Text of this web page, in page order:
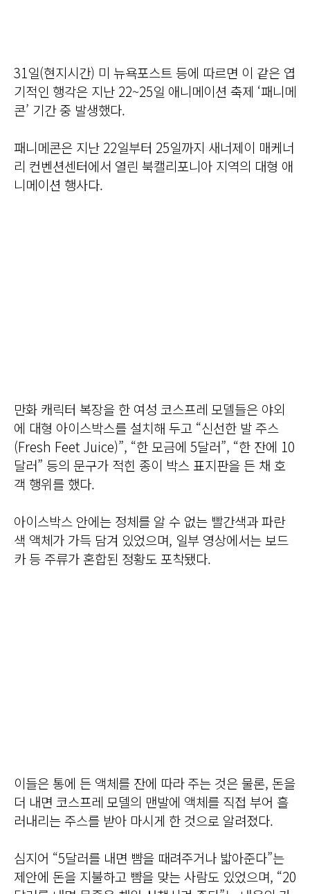
31일(현지시간) 미 뉴욕포스트 등에 따르면 이 같은 엽
기적인 행각은 지난 22~25일 애니메이션 축제 ‘패니메
콘’ 기간 중 발생했다.
패니메콘은 지난 22일부터 25일까지 새너제이 매케너
리 컨벤션센터에서 열린 북캘리포니아 지역의 대형 애
니메이션 행사다.
만화 캐릭터 복장을 한 여성 코스프레 모델들은 야외
에 대형 아이스박스를 설치해 두고 “신선한 발 주스
(Fresh Feet Juice)”, “한 모금에 5달러”, “한 잔에 10
달러” 등의 문구가 적힌 종이 박스 표지판을 든 채 호
객 행위를 했다.
아이스박스 안에는 정체를 알 수 없는 빨간색과 파란
색 액체가 가득 담겨 있었으며, 일부 영상에서는 보드
카 등 주류가 혼합된 정황도 포착됐다.
이들은 통에 든 액체를 잔에 따라 주는 것은 물론, 돈을
더 내면 코스프레 모델의 맨발에 액체를 직접 부어 흘
러내리는 주스를 받아 마시게 한 것으로 알려졌다.
심지어 “5달러를 내면 뺨을 때려주거나 밟아준다”는
제안에 돈을 지불하고 뺨을 맞는 사람도 있었으며, “20